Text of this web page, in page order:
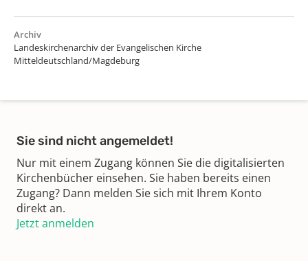
Archiv
Landeskirchenarchiv der Evangelischen Kirche
Mitteldeutschland/Magdeburg
Sie sind nicht angemeldet!
Nur mit einem Zugang können Sie die digitalisierten
Kirchenbücher einsehen. Sie haben bereits einen
Zugang? Dann melden Sie sich mit Ihrem Konto
direkt an.
Jetzt anmelden